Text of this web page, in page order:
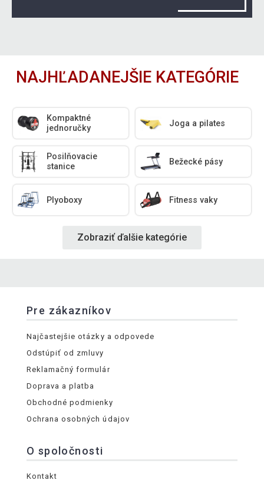
NAJHĽADANEJŠIE KATEGÓRIE
Kompaktné
jednoručky
Joga a pilates
Posilňovacie
stanice
Bežecké pásy
Plyoboxy Fitness vaky
Zobraziť ďalšie kategórie
Pre zákazníkov
Najčastejšie otázky a odpovede
Odstúpiť od zmluvy
Reklamačný formulár
Doprava a platba
Obchodné podmienky
Ochrana osobných údajov
O spoločnosti
Kontakt